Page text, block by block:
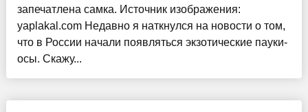
запечатлена самка. Источник изображения:
yaplakal.com Недавно я наткнулся на новости о том,
что в России начали появляться экзотические пауки-
осы. Скажу...